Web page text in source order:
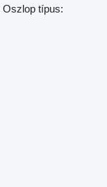
Oszlop típus: